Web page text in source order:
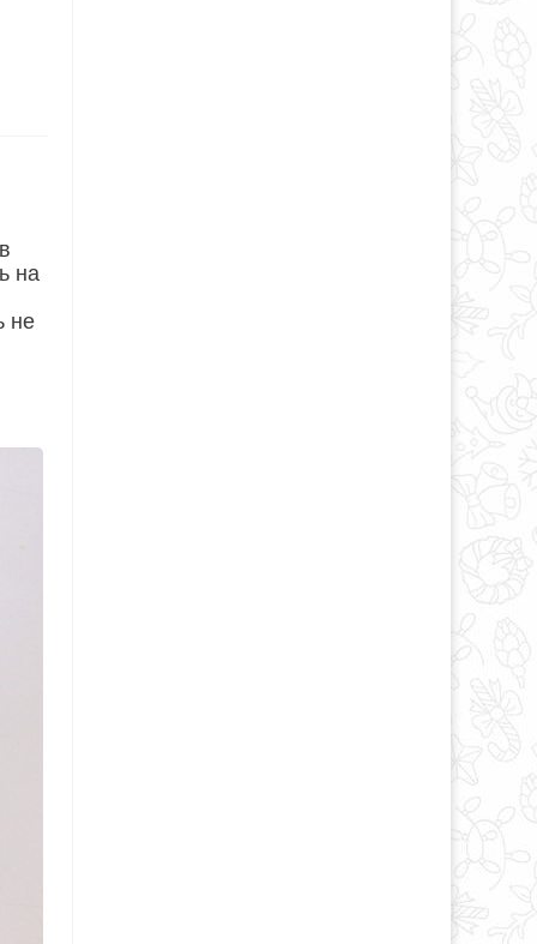
на
не